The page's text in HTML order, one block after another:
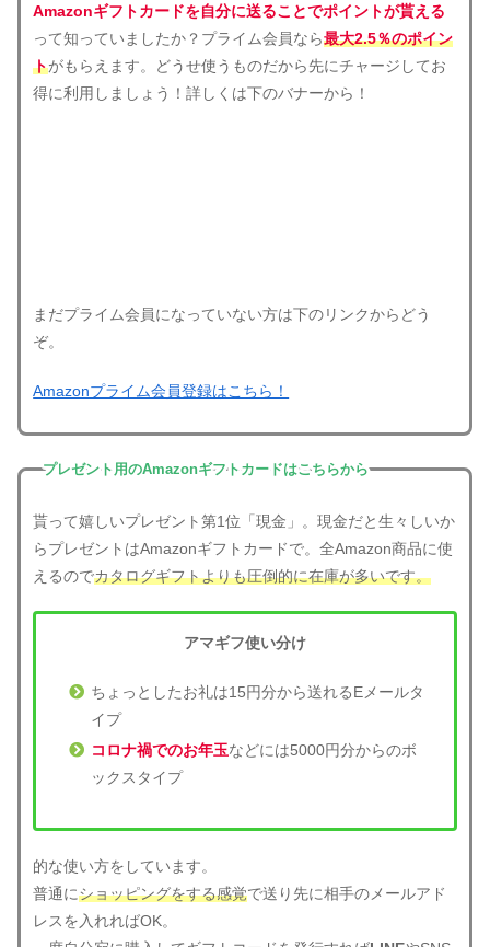
Amazonギフトカードを自分に送ることでポイントが貰える
って知っていましたか？プライム会員なら最大2.5％のポイン
トがもらえます。どうせ使うものだから先にチャージしてお
得に利用しましょう！詳しくは下のバナーから！
まだプライム会員になっていない方は下のリンクからどう
ぞ。
Amazonプライム会員登録はこちら！
プレゼント用のAmazonギフトカードはこちらから
貰って嬉しいプレゼント第1位「現金」。現金だと生々しいか
らプレゼントはAmazonギフトカードで。全Amazon商品に使
えるのでカタログギフトよりも圧倒的に在庫が多いです。
アマギフ使い分け
ちょっとしたお礼は15円分から送れるEメールタ
イプ
コロナ禍でのお年玉などには5000円分からのボ
ックスタイプ
的な使い方をしています。
普通にショッピングをする感覚で送り先に相手のメールアド
レスを入れればOK。